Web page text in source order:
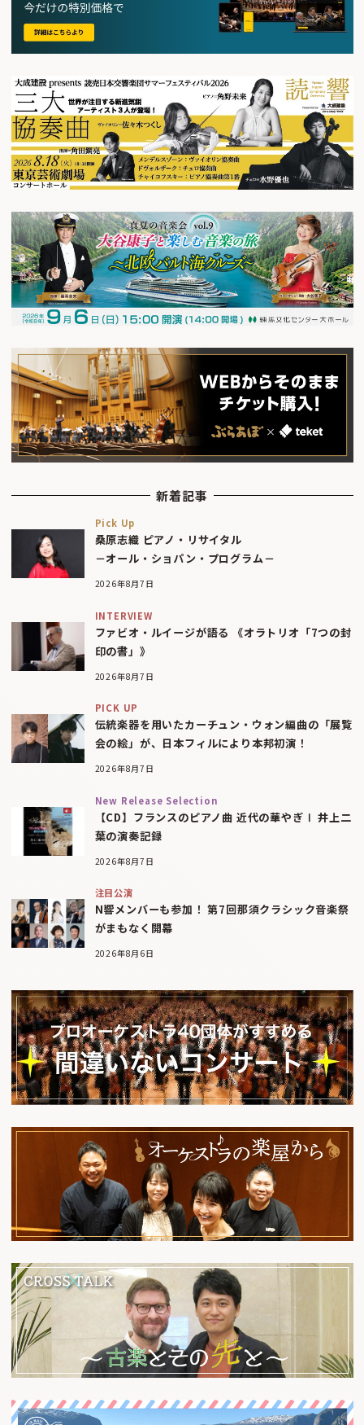
新着記事
Pick Up
桑原志織 ピアノ・リサイタル
－オール・ショパン・プログラム－
2026年8月7日
INTERVIEW
ファビオ・ルイージが語る 《オラトリオ「7つの封
印の書」》
2026年8月7日
PICK UP
伝統楽器を用いたカーチュン・ウォン編曲の「展覧
会の絵」が、日本フィルにより本邦初演！
2026年8月7日
New Release Selection
【CD】フランスのピアノ曲 近代の華やぎⅠ 井上二
葉の演奏記録
2026年8月7日
注目公演
N響メンバーも参加！ 第7回那須クラシック音楽祭
がまもなく開幕
2026年8月6日